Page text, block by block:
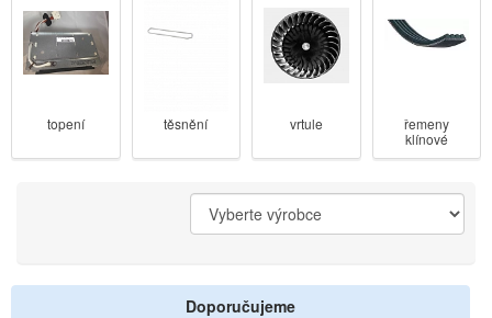
topení těsnění vrtule
řemeny
klínové
Doporučujeme